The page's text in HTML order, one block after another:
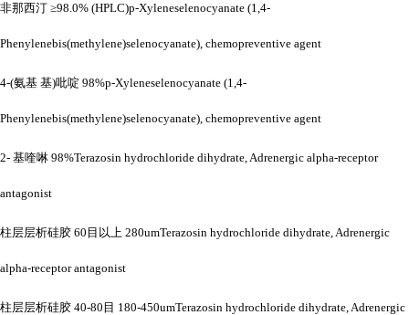
非那西汀 ≥98.0% (HPLC)p-Xyleneselenocyanate (1,4-
Phenylenebis(methylene)selenocyanate), chemopreventive agent
4-(氨基 基)吡啶 98%p-Xyleneselenocyanate (1,4-
Phenylenebis(methylene)selenocyanate), chemopreventive agent
2- 基喹啉 98%Terazosin hydrochloride dihydrate, Adrenergic alpha-receptor
antagonist
柱层层析硅胶 60目以上 280umTerazosin hydrochloride dihydrate, Adrenergic
alpha-receptor antagonist
柱层层析硅胶 40-80目 180-450umTerazosin hydrochloride dihydrate, Adrenergic